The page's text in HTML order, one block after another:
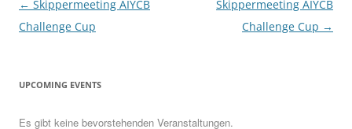
Beitragsnavigation
← Skippermeeting AIYCB
Challenge Cup
Skippermeeting AIYCB
Challenge Cup →
UPCOMING EVENTS
Es gibt keine bevorstehenden Veranstaltungen.